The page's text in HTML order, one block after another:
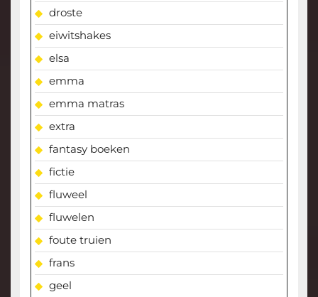
droste
eiwitshakes
elsa
emma
emma matras
extra
fantasy boeken
fictie
fluweel
fluwelen
foute truien
frans
geel